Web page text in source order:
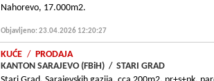
Nahorevo, 17.000m2.
Objavljeno: 23.04.2026 12:20:27
KUĆE / PRODAJA
KANTON SARAJEVO (FBiH) / STARI GRAD